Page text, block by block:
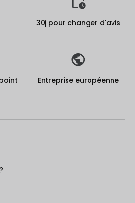
30j pour changer d'avis
Entreprise européenne